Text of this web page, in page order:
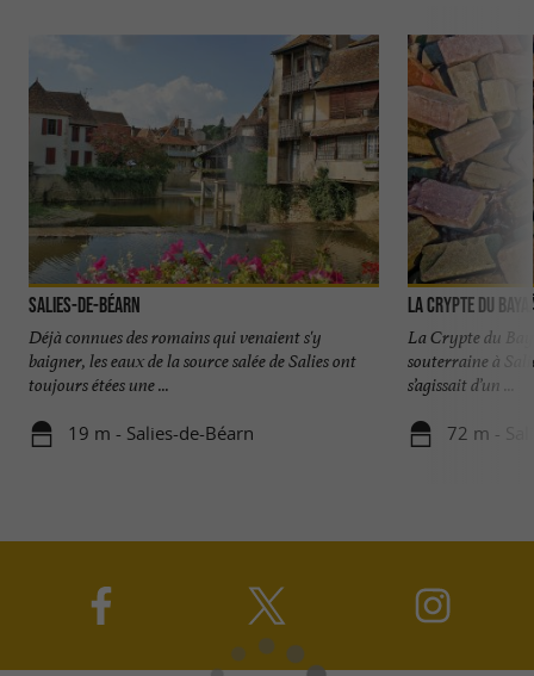
Salies-de-Béarn
Déjà connues des romains qui venaient s'y
baigner, les eaux de la source salée de Salies ont
toujours étées une ...
19 m - Salies-de-Béarn
La Crypte du
La Crypte du
souterraine à
s’agissait d’un ...
72 m -